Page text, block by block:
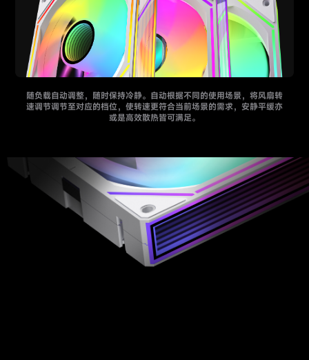
随负载自动调整，随时保持冷静。自动根据不同的使用场景，将风扇转
速调节调节至对应的档位，使转速更符合当前场景的需求，安静平缓亦
或是高效散热皆可满足。